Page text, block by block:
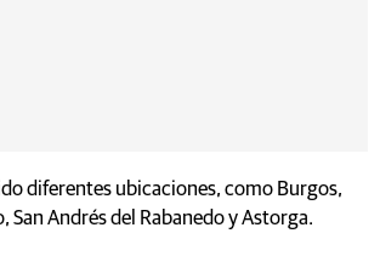
diferentes ubicaciones, como Burgos,
San Andrés del Rabanedo y Astorga.